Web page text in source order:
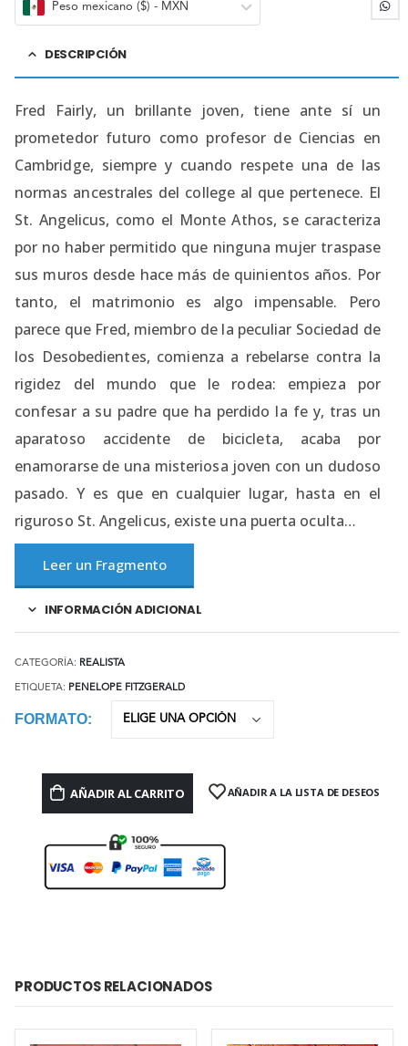
Peso mexicano ($) - MXN
DESCRIPCIÓN
Fred Fairly, un brillante joven, tiene ante sí un
prometedor futuro como profesor de Ciencias en
Cambridge, siempre y cuando respete una de las
normas ancestrales del college al que pertenece. El
St. Angelicus, como el Monte Athos, se caracteriza
por no haber permitido que ninguna mujer traspase
sus muros desde hace más de quinientos años. Por
tanto, el matrimonio es algo impensable. Pero
parece que Fred, miembro de la peculiar Sociedad de
los Desobedientes, comienza a rebelarse contra la
rigidez del mundo que le rodea: empieza por
confesar a su padre que ha perdido la fe y, tras un
aparatoso accidente de bicicleta, acaba por
enamorarse de una misteriosa joven con un dudoso
pasado. Y es que en cualquier lugar, hasta en el
riguroso St. Angelicus, existe una puerta oculta…
Leer un Fragmento
INFORMACIÓN ADICIONAL
CATEGORÍA: REALISTA
ETIQUETA: PENELOPE FITZGERALD
FORMATO
AÑADIR AL CARRITO AÑADIR A LA LISTA DE DESEOS
PRODUCTOS RELACIONADOS